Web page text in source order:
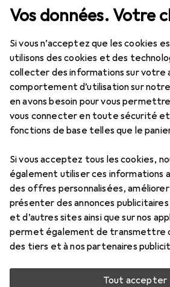
Vos données. Votre
Si vous n’acceptez que les cookies
utilisons des cookies et des
collecter des informations sur votre
comportement d’utilisation sur
en avons besoin pour vous
vous connecter en toute sécurité et
fonctions de base telles que le
Si vous acceptez tous les cookies,
également utiliser ces informations
des offres personnalisées,
présenter des annonces
et d’autres sites ainsi que sur nos
permet également de transmettre
des tiers et à nos partenaires
Tout accepter
Batterie de cuisine Poêle + casserole
11 images
Ken HomExcellence
Wok, Acier au carbone, 27 x 48 cm
EUR
34,56
195
Évaluations
Livré entre mer, 19/8 et ven, 21/8
M'informer si le produit est